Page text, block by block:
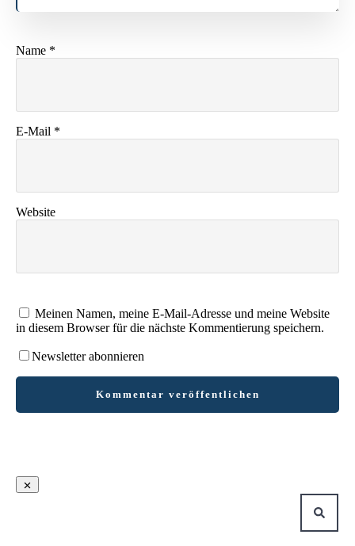
Name *
E-Mail *
Website
Meinen Namen, meine E-Mail-Adresse und meine Website
in diesem Browser für die nächste Kommentierung speichern.
Newsletter abonnieren
Kommentar veröffentlichen